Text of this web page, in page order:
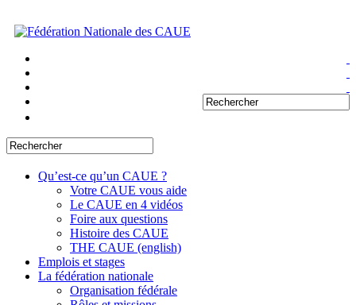
Qu’est-ce qu’un CAUE ?
Votre CAUE vous aide
Le CAUE en 4 vidéos
Foire aux questions
Histoire des CAUE
THE CAUE (english)
Emplois et stages
La fédération nationale
Organisation fédérale